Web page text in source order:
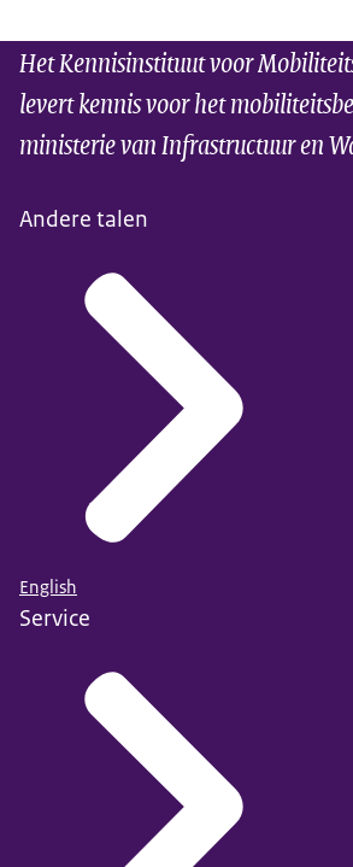
Het Kennisinstituut voor
levert kennis voor het
ministerie van Infrastructuur en
Andere talen
English
Service